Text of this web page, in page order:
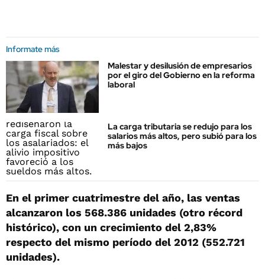
Informate más
Malestar y desilusión de empresarios
por el giro del Gobierno en la reforma
laboral
La carga tributaria se redujo para los
salarios más altos, pero subió para los
más bajos
En el primer cuatrimestre del año, las ventas
alcanzaron los 568.386 unidades (otro récord
histórico), con un crecimiento del 2,83%
respecto del mismo período del 2012 (552.721
unidades).